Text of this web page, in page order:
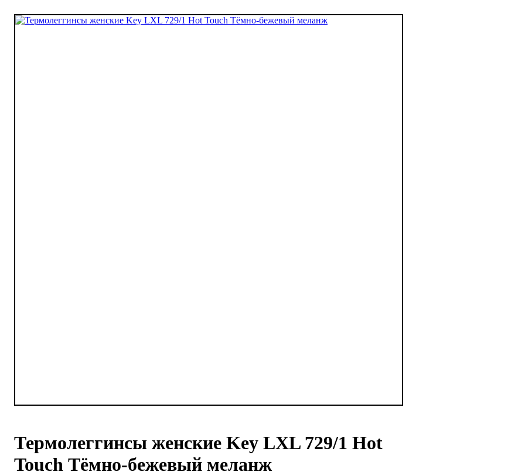
Термолеггинсы женские Key LXL 729/1 Hot
Touch Тёмно-бежевый меланж